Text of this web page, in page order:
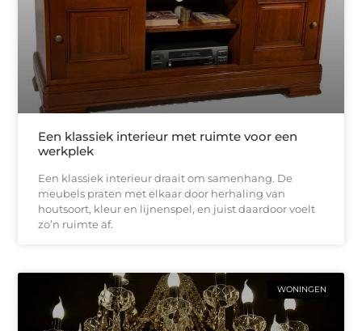
Een klassiek interieur met ruimte voor een
werkplek
Een klassiek interieur draait om samenhang. De
meubels praten met elkaar door herhaling van
houtsoort, kleur en lijnenspel, en juist daardoor voelt
zo’n ruimte af.
WONINGEN